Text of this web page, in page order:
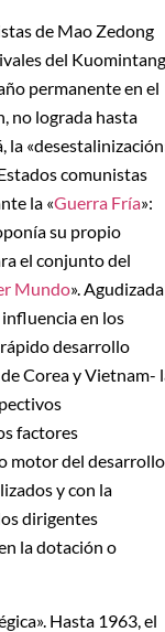
de Mao Zedong
del
permanente en el
no lograda hasta
la
comunistas
la «Guerra Fría»:
su propio
el conjunto del
Mundo». Agudizada
en los
desarrollo
Corea y Vietnam-
factores
motor del
y con la
dirigentes
la dotación o
Hasta 1963, el